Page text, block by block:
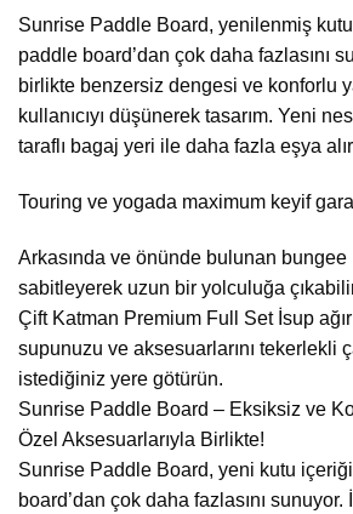
Sunrise Paddle Board, yenilenmiş
paddle board’dan çok daha fazlasını
birlikte benzersiz dengesi ve konforlu
kullanıcıyı düşünerek tasarım. Yeni
taraflı bagaj yeri ile daha fazla eşya
Touring ve yogada maximum keyif
Arkasında ve önünde bulunan bungee
sabitleyerek uzun bir yolculuğa
Çift Katman Premium Full Set İsup
supunuzu ve aksesuarlarını tekerlekli
istediğiniz yere götürün.
Sunrise Paddle Board – Eksiksiz ve
Özel Aksesuarlarıyla Birlikte!
Sunrise Paddle Board, yeni kutu
board’dan çok daha fazlasını